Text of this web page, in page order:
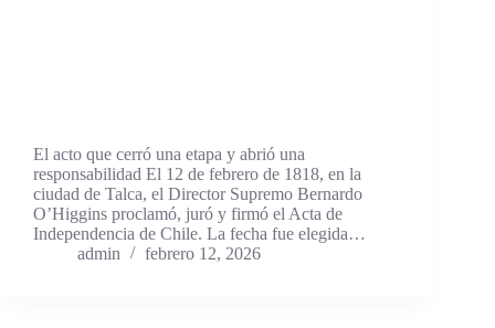
El acto que cerró una etapa y abrió una
responsabilidad El 12 de febrero de 1818, en la
ciudad de Talca, el Director Supremo Bernardo
O’Higgins proclamó, juró y firmó el Acta de
Independencia de Chile. La fecha fue elegida…
admin
febrero 12, 2026